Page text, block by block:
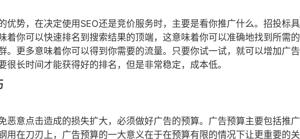
优势，在决定使用SEO还是竞价服务时，主要是看你推广什么。招投标具
着你可以快速排名到搜索结果的顶端，这意味着你可以准确地找到所需的
。更多意味着你可以得到你需要的流量。只要你试一试，就可以增加广告
很长时间才能获得好的排名，但是非常稳定，成本低。
恶意点击造成的损失扩大，必须做好广告的预算。广告预算主要包括推广
用在刀刃上，广告预算的一大意义在于在预算有限的情况下让更重要的关